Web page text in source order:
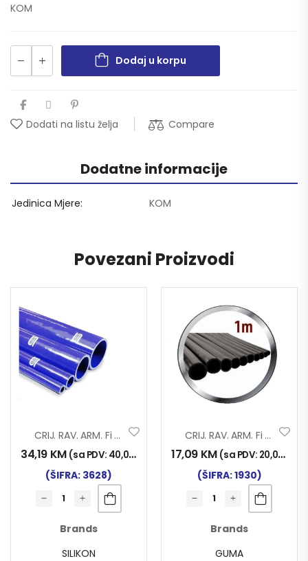
KOM
Dodaj u korpu
Dodati na listu želja Compare
Dodatne informacije
Jedinica Mjere KOM
Povezani Proizvodi
CRIJ. RAV. ARM. Fi 55×1000 SILIKON
34,19 KM (sa PDV: 40,00
(ŠIFRA: 3628)
Brands
SILIKON
CRIJ. RAV. ARM. Fi 35×1000
17,09 KM (sa PDV: 20,00
(ŠIFRA: 1930)
Brands
GUMA